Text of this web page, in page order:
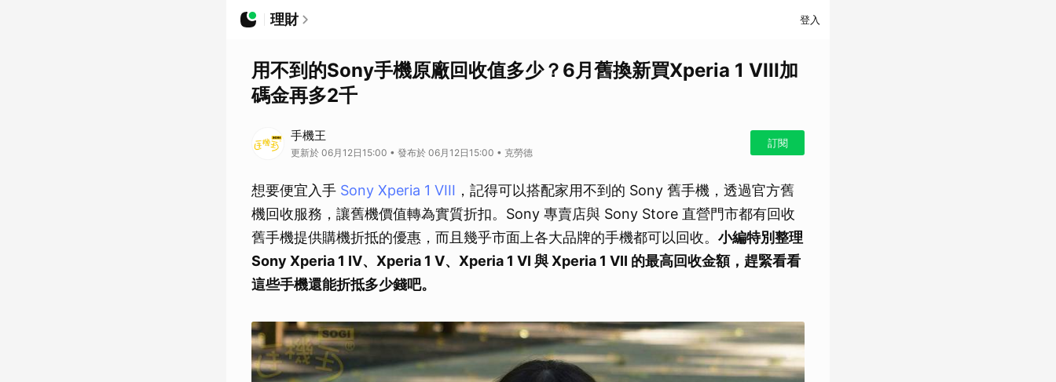
理財 登入
用不到的Sony手機原廠回收值多少？6月舊換新買Xperia 1 VIII加
碼金再多2千
手機王
更新於 06月12日15:00 • 發布於 06月12日15:00 • 克勞德
訂閱
想要便宜入手 Sony Xperia 1 VIII ，記得可以搭配家用不到的 Sony 舊手機，透過官方舊
機回收服務，讓舊機價值轉為實質折扣。Sony 專賣店與 Sony Store 直營門市都有回收
舊手機提供購機折抵的優惠，而且幾乎市面上各大品牌的手機都可以回收。 小編特別整理
Sony Xperia 1 IV、Xperia 1 V、Xperia 1 VI 與 Xperia 1 VII 的最高回收金額，趕緊看看
這些手機還能折抵多少錢吧。